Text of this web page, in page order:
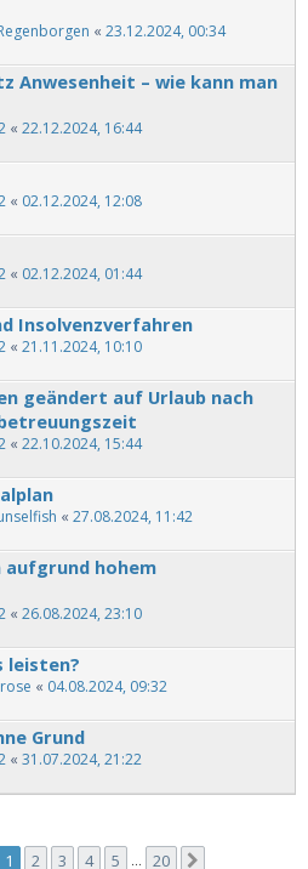
« 23.12.2024, 00:34
Anwesenheit – wie kann man
« 22.12.2024, 16:44
« 02.12.2024, 12:08
« 02.12.2024, 01:44
Insolvenzverfahren
« 21.11.2024, 10:10
geändert auf Urlaub nach
« 22.10.2024, 15:44
« 27.08.2024, 11:42
hohem
« 26.08.2024, 23:10
leisten?
« 04.08.2024, 09:32
Grund
« 31.07.2024, 21:22
1von 20
1 2 3 4 5 … 20